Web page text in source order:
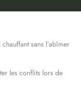
sans l’abîmer
les conflits lors de